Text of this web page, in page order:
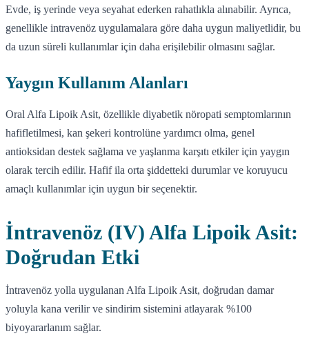
Evde, iş yerinde veya seyahat ederken rahatlıkla alınabilir. Ayrıca,
genellikle intravenöz uygulamalara göre daha uygun maliyetlidir, bu
da uzun süreli kullanımlar için daha erişilebilir olmasını sağlar.
Yaygın Kullanım Alanları
Oral Alfa Lipoik Asit, özellikle diyabetik nöropati semptomlarının
hafifletilmesi, kan şekeri kontrolüne yardımcı olma, genel
antioksidan destek sağlama ve yaşlanma karşıtı etkiler için yaygın
olarak tercih edilir. Hafif ila orta şiddetteki durumlar ve koruyucu
amaçlı kullanımlar için uygun bir seçenektir.
İntravenöz (IV) Alfa Lipoik Asit:
Doğrudan Etki
İntravenöz yolla uygulanan Alfa Lipoik Asit, doğrudan damar
yoluyla kana verilir ve sindirim sistemini atlayarak %100
biyoyararlanım sağlar.